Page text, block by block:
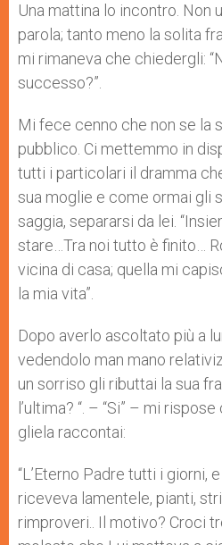
Una mattina lo incontro. Non
parola; tanto meno la solita
mi rimaneva che chiedergli:
successo?”.
Mi fece cenno che non se la
pubblico. Ci mettemmo in
tutti i particolari il dramma
sua moglie e come ormai gli
saggia, separarsi da lei.
stare…Tra noi tutto è finito…
vicina di casa; quella mi
la mia vita”.
Dopo averlo ascoltato più a
vedendolo man mano
un sorriso gli ributtai la sua
l’ultima? “. – “Si” – mi
gliela raccontai:
“L’Eterno Padre tutti i giorni,
riceveva lamentele, pianti,
rimproveri.. Il motivo? Croci